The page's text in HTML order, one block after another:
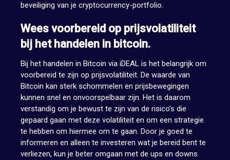
beveiliging van je cryptocurrency-portfolio.
Wees voorbereid op prijsvolatiliteit
bij het handelen in bitcoin.
Bij het handelen in Bitcoin via iDEAL is het belangrijk om
voorbereid te zijn op prijsvolatiliteit. De waarde van
Bitcoin kan sterk schommelen en prijsbewegingen
kunnen snel en onvoorspelbaar zijn. Het is daarom
verstandig om je bewust te zijn van de risico’s die
gepaard gaan met deze volatiliteit en om een strategie
te hebben om hiermee om te gaan. Door je goed te
informeren en alleen te investeren wat je bereid bent te
verliezen, kun je beter omgaan met de ups en downs